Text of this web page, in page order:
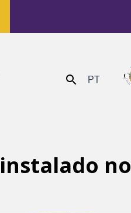
Enviar PT
no